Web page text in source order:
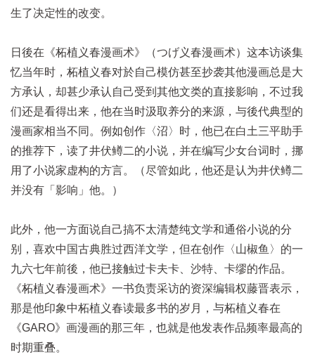
生了决定性的改变。
日後在《柘植义春漫画术》（つげ义春漫画术）这本访谈集
忆当年时，柘植义春对於自己模仿甚至抄袭其他漫画总是大
方承认，却甚少承认自己受到其他文类的直接影响，不过我
们还是看得出来，他在当时汲取养分的来源，与後代典型的
漫画家相当不同。例如创作〈沼〉时，他已在白土三平助手
的推荐下，读了井伏鳟二的小说，并在编写少女台词时，挪
用了小说家虚构的方言。（尽管如此，他还是认为井伏鳟二
并没有「影响」他。）
此外，他一方面说自己搞不太清楚纯文学和通俗小说的分
别，喜欢中国古典胜过西洋文学，但在创作〈山椒鱼〉的一
九六七年前後，他已接触过卡夫卡、沙特、卡缪的作品。
《柘植义春漫画术》一书负责采访的资深编辑权藤晋表示，
那是他印象中柘植义春读最多书的岁月，与柘植义春在
《GARO》画漫画的那三年，也就是他发表作品频率最高的
时期重叠。